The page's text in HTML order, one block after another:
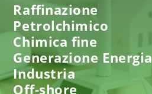
Raffinazione
Petrolchimico
Chimica fine
Generazione Energia
Industria
Off-shore